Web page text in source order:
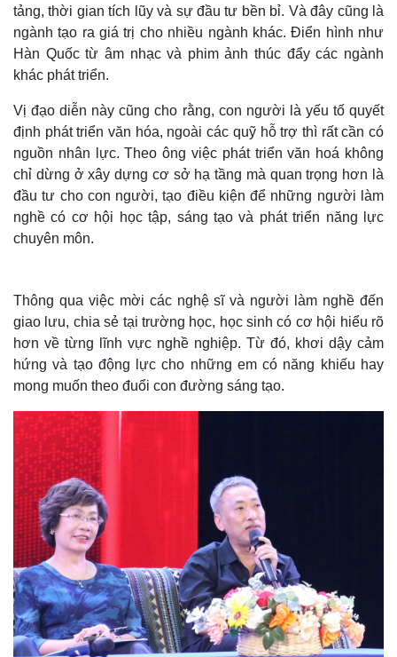
Thế giới
Quan sát
Cuộc sống đó đây
Hồ sơ
E-Magazine
Infographic
tảng, thời gian tích lũy và sự đầu tư bền bỉ. Và đây cũng là
ngành tạo ra giá trị cho nhiều ngành khác. Điển hình như
Hàn Quốc từ âm nhạc và phim ảnh thúc đẩy các ngành
khác phát triển.
Vị đạo diễn này cũng cho rằng, con người là yếu tố quyết
định phát triển văn hóa, ngoài các quỹ hỗ trợ thì rất cần có
nguồn nhân lực. Theo ông việc phát triển văn hoá không
chỉ dừng ở xây dựng cơ sở hạ tầng mà quan trọng hơn là
đầu tư cho con người, tạo điều kiện để những người làm
nghề có cơ hội học tập, sáng tạo và phát triển năng lực
chuyên môn.
Thông qua việc mời các nghệ sĩ và người làm nghề đến
giao lưu, chia sẻ tại trường học, học sinh có cơ hội hiểu rõ
hơn về từng lĩnh vực nghề nghiệp. Từ đó, khơi dậy cảm
hứng và tạo động lực cho những em có năng khiếu hay
mong muốn theo đuổi con đường sáng tạo.